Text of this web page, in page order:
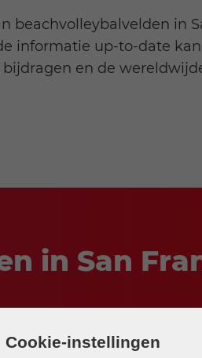
Cookie-instellingen
beachvolleybalvelden in
informatie up-to-date
en de
in San